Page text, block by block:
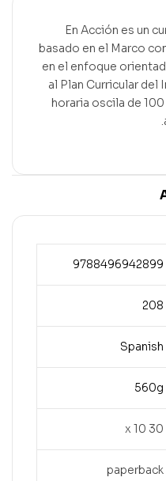
En Acción es un
basado en el Marco
en el enfoque
al Plan Curricular del
horaria oscila de
9788496942899
208
Spanish
560g
30 x 10
paperback